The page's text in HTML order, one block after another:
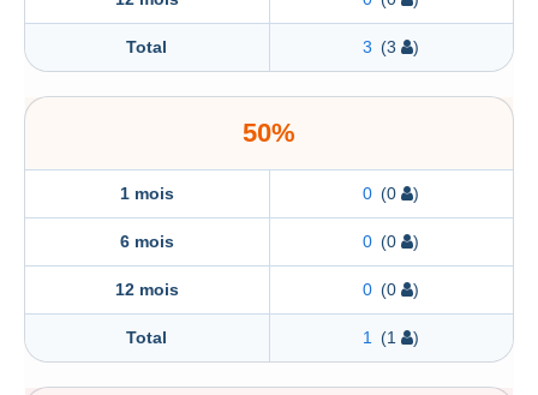
Total 3 (3 )
50%
1 mois 0 (0 )
6 mois 0 (0 )
12 mois 0 (0 )
Total 1 (1 )